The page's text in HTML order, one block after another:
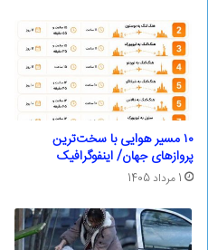
۱۰ مسیر هوایی با سخت‌ترین
پروازهای جهان/ اینفوگرافیک
1 مرداد 1405